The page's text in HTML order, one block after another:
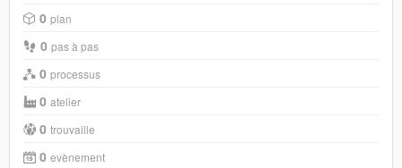
0 plan
0 pas à pas
0 processus
0 atelier
0 trouvaille
0 evènement